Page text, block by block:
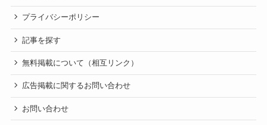
プライバシーポリシー
記事を探す
無料掲載について（相互リンク）
広告掲載に関するお問い合わせ
お問い合わせ